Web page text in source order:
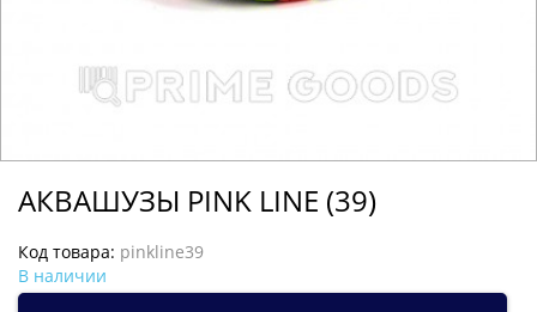
АКВАШУЗЫ PINK LINE (39)
Код товара: pinkline39
В наличии